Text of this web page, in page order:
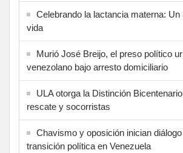
Celebrando la lactancia materna:
vida
Murió José Breijo, el preso político
venezolano bajo arresto domiciliario
ULA otorga la Distinción
rescate y socorristas
Chavismo y oposición inician
transición política en Venezuela